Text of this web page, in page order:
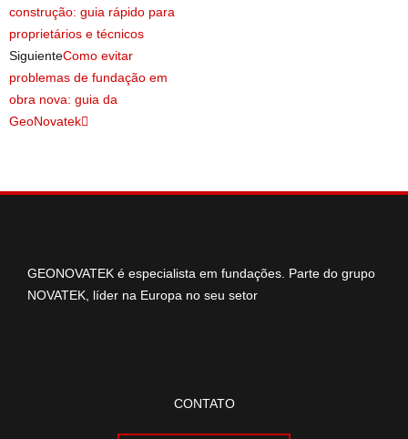
construção: guia rápido para
proprietários e técnicos
SiguienteComo evitar
problemas de fundação em
obra nova: guia da
GeoNovatek
GEONOVATEK é especialista em fundações. Parte do grupo
NOVATEK, líder na Europa no seu setor
CONTATO